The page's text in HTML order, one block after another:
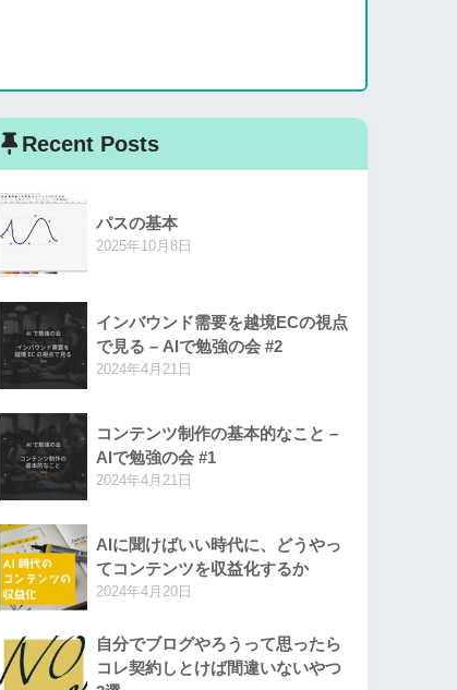
Recent Posts
パスの基本
2025年10月8日
インバウンド需要を越境ECの視点
で見る – AIで勉強の会 #2
2024年4月21日
コンテンツ制作の基本的なこと –
AIで勉強の会 #1
2024年4月21日
AIに聞けばいい時代に、どうやっ
てコンテンツを収益化するか
2024年4月20日
自分でブログやろうって思ったら
コレ契約しとけば間違いないやつ